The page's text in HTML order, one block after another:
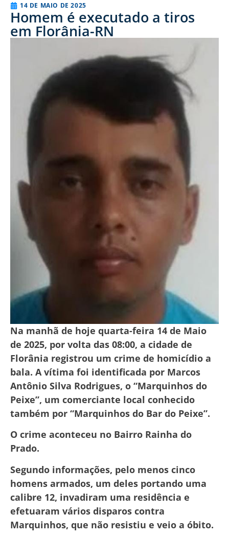
14 DE MAIO DE 2025
Homem é executado a tiros
em Florânia-RN
Na manhã de hoje quarta-feira 14 de Maio
de 2025, por volta das 08:00, a cidade de
Florânia registrou um crime de homicídio a
bala. A vítima foi identificada por Marcos
Antônio Silva Rodrigues, o “Marquinhos do
Peixe”, um comerciante local conhecido
também por “Marquinhos do Bar do Peixe”.
O crime aconteceu no Bairro Rainha do
Prado.
Segundo informações, pelo menos cinco
homens armados, um deles portando uma
calibre 12, invadiram uma residência e
efetuaram vários disparos contra
Marquinhos, que não resistiu e veio a óbito.